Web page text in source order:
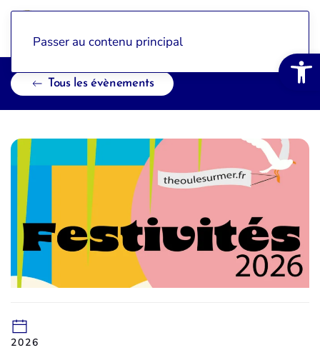
Ouvrir
Passer au contenu principal
Tous les évènements
2026